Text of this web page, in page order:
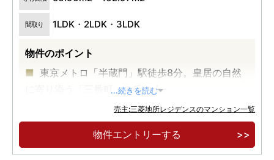
間取り 1LDK・2LDK・3LDK
物件のポイント
東京メトロ「半蔵門」駅徒歩8分。皇居の自然
に寄り添う「三番町」の丘の上。
英国の建築設計事務所「Studio PDP」を起用。
流麗な自然の造形を宿したデザイン。
...続きを読む
売主:三菱地所レジデンスのマンション一覧
物件エントリーする